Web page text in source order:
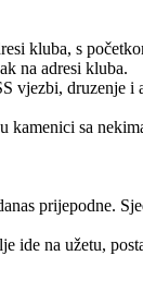
kluba, s
na adresi kluba.
vjezbi, druzenje
kamenici sa
prijepodne.
ide na užetu,